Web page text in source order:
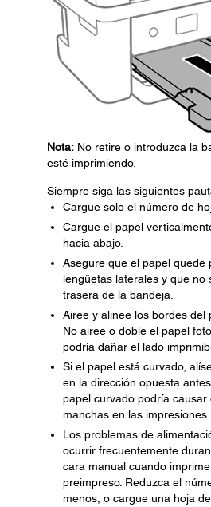
Nota: No retire o introduzca la
esté imprimiendo.
Siempre siga las siguientes
Cargue solo el número de
Cargue el papel
hacia abajo.
Asegure que el papel quede
lengüetas laterales y que
trasera de la bandeja.
Airee y alinee los bordes del
No airee o doble el papel
podría dañar el lado
Si el papel está curvado,
en la dirección opuesta
papel curvado podría
manchas en las impresiones.
Los problemas de
ocurrir frecuentemente
cara manual cuando
preimpreso. Reduzca el
menos, o cargue una hoja